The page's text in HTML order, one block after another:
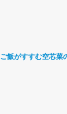
ご飯がすすむ空芯菜